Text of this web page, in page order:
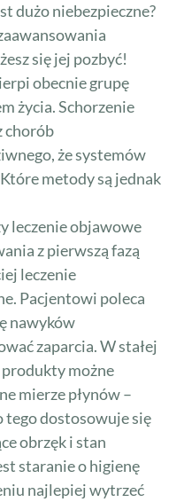
dużo niebezpieczne?
się jej pozbyć!
obecnie grupę
życia. Schorzenie
chorób
że systemów
metody są jednak
leczenie objawowe
z pierwszą fazą
leczenie
Pacjentowi poleca
nawyków
zaparcia. W stałej
możne
mierze płynów –
tego dostosowuje się
obrzęk i stan
staranie o higienę
najlepiej wytrzeć